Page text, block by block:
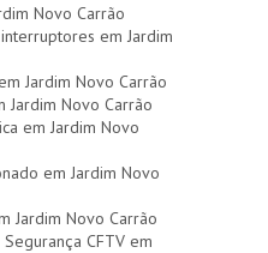
Novo Carrão
em Jardim
Jardim Novo Carrão
Jardim Novo Carrão
em Jardim Novo
em Jardim Novo
Jardim Novo Carrão
CFTV em